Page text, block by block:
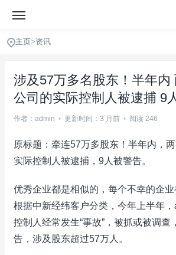
主页>资讯
涉及57万多名股东！半年内
公司的实际控制人被逮捕 9
作者：admin • 更新时间：3 月前 • 阅读 246
原标题：牵连57万多股东！半年内，
实际控制人被逮捕，9人被警告。
优秀企业都是相似的，每个不幸的企业
根据中新经纬客户分类，今年上半年
控制人经常发生“事故”，被抓或被调查
告，涉及股东超过57万人。